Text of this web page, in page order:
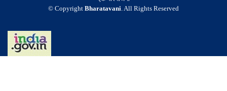
© Copyright Bharatavani. All Rights Reserved